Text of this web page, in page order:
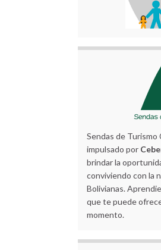
Sendas de
impulsado por
brindar la
conviviendo con la
Bolivianas.
que te puede
momento.